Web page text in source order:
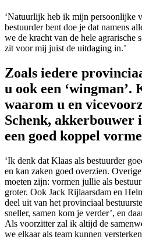
‘Natuurlijk heb ik mijn persoonlijke
bestuurder bent doe je dat namens
we de kracht van de hele agrarische
zit voor mij juist de uitdaging in.’
Zoals iedere
u ook een ‘wingman’.
waarom u en
Schenk, akkerbouwer
een goed koppel
‘Ik denk dat Klaas als bestuurder
en kan zaken goed overzien.
moeten zijn: vormen jullie als
groter. Ook Jack Rijlaarsdam en
deel uit van het provinciaal
sneller, samen kom je verder’, en
Als voorzitter zal ik altijd de
we elkaar als team kunnen